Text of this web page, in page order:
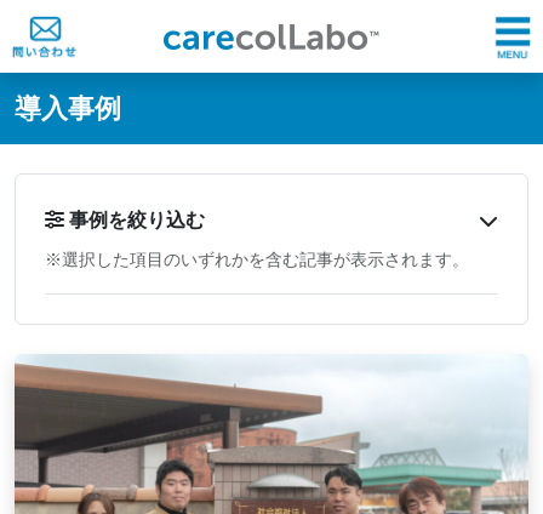
@ -0,0 +1,60 @@
導入事例
事例を絞り込む
※選択した項目のいずれかを含む記事が表示されます。